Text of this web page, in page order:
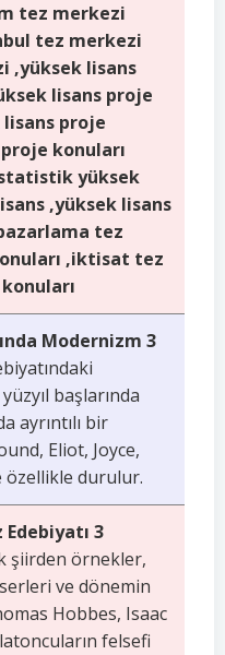
tez merkezi
tez merkezi
,yüksek lisans
lisans proje
proje
konuları
yüksek
,yüksek lisans
tez
,iktisat tez
Modernizm 3
başlarında
ayrıntılı bir
Eliot, Joyce,
özellikle durulur.
Edebiyatı 3
şiirden örnekler,
ve dönemin
Hobbes, Isaac
felsefi